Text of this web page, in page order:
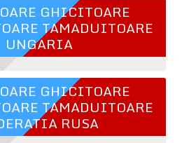
GHICITOARE
TAMADUITOARE
UNGARIA
GHICITOARE
TAMADUITOARE
RUSA